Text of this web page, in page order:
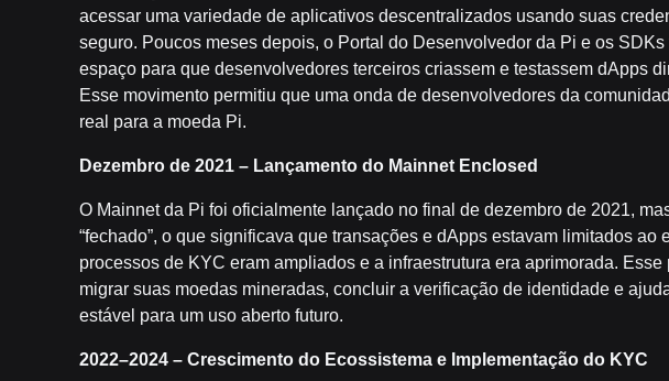
acessar uma variedade de aplicativos descentralizados usando suas
seguro. Poucos meses depois, o Portal do Desenvolvedor da Pi e os
espaço para que desenvolvedores terceiros criassem e testassem dApps
Esse movimento permitiu que uma onda de desenvolvedores da
real para a moeda Pi.
Dezembro de 2021 – Lançamento do Mainnet Enclosed
O Mainnet da Pi foi oficialmente lançado no final de dezembro de 2021,
“fechado”, o que significava que transações e dApps estavam limitados ao
processos de KYC eram ampliados e a infraestrutura era aprimorada.
migrar suas moedas mineradas, concluir a verificação de identidade e
estável para um uso aberto futuro.
2022–2024 – Crescimento do Ecossistema e Implementação do KYC